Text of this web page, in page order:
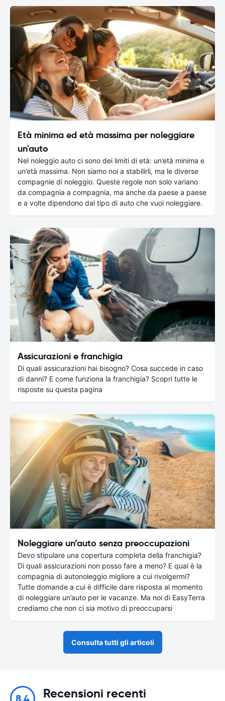
Età minima ed età massima per noleggiare
un'auto
Nel noleggio auto ci sono dei limiti di età: un’età minima e
un’età massima. Non siamo noi a stabilirli, ma le diverse
compagnie di noleggio. Queste regole non solo variano
da compagnia a compagnia, ma anche da paese a paese
e a volte dipendono dal tipo di auto che vuoi noleggiare.
Assicurazioni e franchigia
Di quali assicurazioni hai bisogno? Cosa succede in caso
di danni? E come funziona la franchigia? Scopri tutte le
risposte su questa pagina
Noleggiare un’auto senza preoccupazioni
Devo stipulare una copertura completa della franchigia?
Di quali assicurazioni non posso fare a meno? E qual è la
compagnia di autonoleggio migliore a cui rivolgermi?
Tutte domande a cui è difficile dare risposta al momento
di noleggiare un’auto per le vacanze. Ma noi di EasyTerra
crediamo che non ci sia motivo di preoccuparsi
Consulta tutti gli articoli
Recensioni recenti